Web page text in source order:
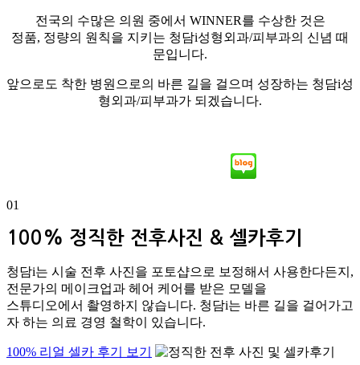
전국의 수많은 의원 중에서 WINNER를 수상한 것은
정품, 정량의 원칙을 지키는 청담i성형외과/피부과의 신념 때
문입니다.
앞으로도 착한 병원으로의 바른 길을 걸으며 성장하는 청담i성
형외과/피부과가 되겠습니다.
01
100% 정직한 전후사진 & 셀카후기
청담i는 시술 전후 사진을 포토샵으로 보정해서 사용한다든지,
전문가의 메이크업과 헤어 케어를 받은 모델을
스튜디오에서 촬영하지 않습니다. 청담i는 바른 길을 걸어가고
자 하는 의료 경영 철학이 있습니다.
100% 리얼 셀카 후기 보기